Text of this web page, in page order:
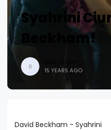
Syahrini
Beckham!
B
15 YEARS AGO
David Beckham - Syahrini